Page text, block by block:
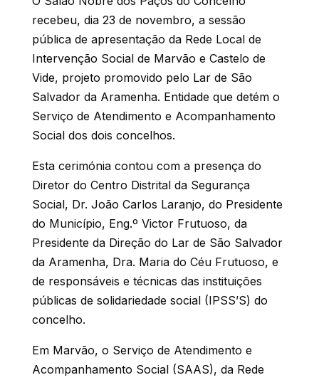
recebeu, dia 23 de novembro, a sessão
pública de apresentação da Rede Local de
Intervenção Social de Marvão e Castelo de
Vide, projeto promovido pelo Lar de São
Salvador da Aramenha. Entidade que detém o
Serviço de Atendimento e Acompanhamento
Social dos dois concelhos.
Esta cerimónia contou com a presença do
Diretor do Centro Distrital da Segurança
Social, Dr. João Carlos Laranjo, do Presidente
do Município, Eng.º Victor Frutuoso, da
Presidente da Direção do Lar de São Salvador
da Aramenha, Dra. Maria do Céu Frutuoso, e
de responsáveis e técnicas das instituições
públicas de solidariedade social (IPSS’S) do
concelho.
Em Marvão, o Serviço de Atendimento e
Acompanhamento Social (SAAS), da Rede